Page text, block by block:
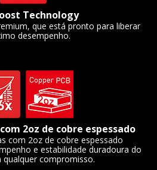
Technology
que está pronto para liberar
desempenho.
2oz de cobre espessado
com 2oz de cobre espessado
e estabilidade duradoura do
qualquer compromisso.